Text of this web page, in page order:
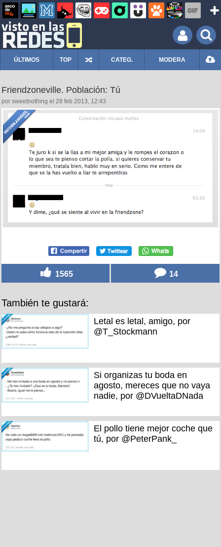
ÚLTIMOS TOP CATEG. MODERA
Friendzoneville. Población: Tú
por sweetnothing el 28 feb 2013, 12:43
1565 14
También te gustará:
Letal es letal, amigo, por
@T_Stockmann
Si organizas tu boda en
agosto, mereces que no vaya
nadie, por @DVueltaDNada
El pollo tiene mejor coche que
tú, por @PeterPank_